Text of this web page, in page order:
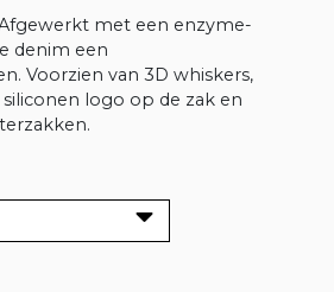
met een enzyme-
denim een
Voorzien van 3D whiskers,
logo op de zak en